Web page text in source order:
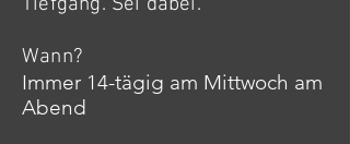
Wann?
Immer 14-tägig am Mittwoch am
Abend